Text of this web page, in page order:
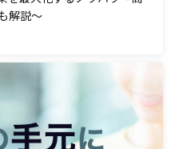
解説～